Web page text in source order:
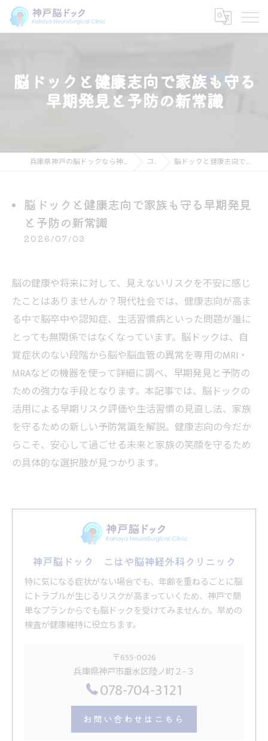
脳ドックと健康志向で家族も守る
早期発見と予防の新常識
兵庫県神戸の脳ドックなら神戸脳ドック こはや脳神経外科クリニック コラム 脳ドックと健康志向で家族も守る早期発見と予防の新常識
脳ドックと健康志向で家族も守る早期発見
と予防の新常識
2026/07/03
脳の健康や将来に対して、見えないリスクを不安に感じ
たことはありませんか？現代社会では、健康志向が高ま
る中で脳卒中や認知症、生活習慣病といった問題が誰に
とっても無関係ではなくなっています。脳ドックは、自
覚症状のない段階から脳や脳血管の異常を専用のMRI・
MRAなどの機器を使って詳細に調べ、早期発見と予防の
ための強力な手段となります。本記事では、脳ドックの
活用による早期リスク評価や生活習慣の見直し法、家族
を守るための新しい予防常識を解説。健康志向の今だか
らこそ、安心して過ごせる未来と家族の笑顔を守るため
の具体的な選択肢が見つかります。
神戸脳ドック こはや脳神経外科クリニック
特に気になる症状がない場合でも、年齢を重ねるごとに脳
にトラブルが生じるリスクが高まっていくため、神戸で簡
単なプランからでも脳ドックを受けてみませんか。早めの
検査が健康維持に役立ちます。
〒655-0026
兵庫県神戸市垂水区陸ノ町２−３
078-704-3121
お問い合わせはこちら